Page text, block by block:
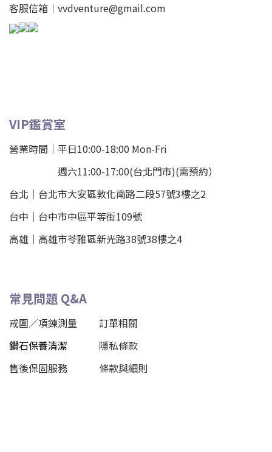
客服信箱｜vvdventure@gmail.com
VIP鑑賞室
營業時間｜平日10:00-18:00 Mon-Fri
週六11:00-17:00(台北門市)(需預約）
台北 ｜ 台北市大安區敦化南路二段57號3樓之2
台中｜ 台中市中區平等街109號
高雄｜ 高雄市苓雅區新光路38號38樓之4
常見問題 Q&A
戒圍／項鍊測量
訂單相關
鑽石保養清潔
隱私條款
售後保固服務
條款與細則